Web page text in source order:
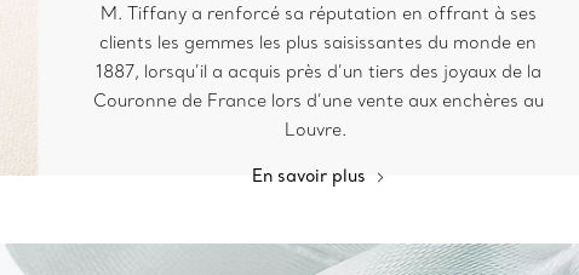
M. Tiffany a renforcé sa réputation en offrant à ses
clients les gemmes les plus saisissantes du monde en
1887, lorsqu’il a acquis près d’un tiers des joyaux de la
Couronne de France lors d’une vente aux enchères au
Louvre.
En savoir plus